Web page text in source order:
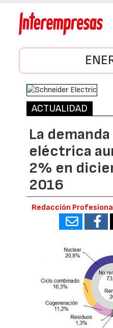
ACTUALIDAD
La
eléctrica
2% en
2016
Redacción